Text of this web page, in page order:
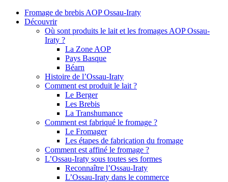
Fromage de brebis AOP Ossau-Iraty
Découvrir
Où sont produits le lait et les fromages AOP Ossau-
Iraty ?
La Zone AOP
Pays Basque
Béarn
Histoire de l’Ossau-Iraty
Comment est produit le lait ?
Le Berger
Les Brebis
La Transhumance
Comment est fabriqué le fromage ?
Le Fromager
Les étapes de fabrication du fromage
Comment est affiné le fromage ?
L’Ossau-Iraty sous toutes ses formes
Reconnaître l’Ossau-Iraty
L’Ossau-Iraty dans le commerce